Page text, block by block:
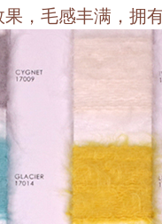
，毛感丰满，拥